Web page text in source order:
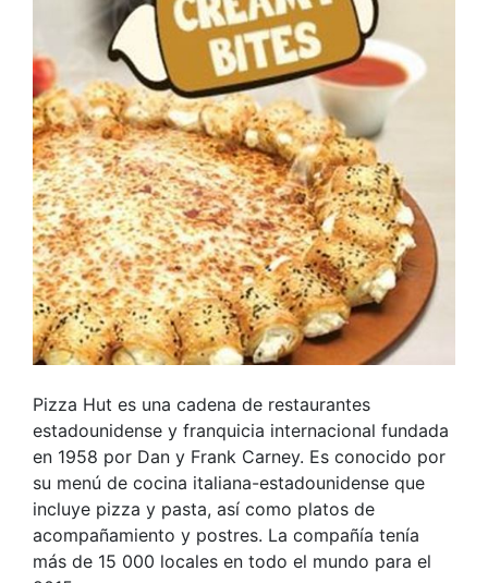
Pizza Hut es una cadena de restaurantes
estadounidense y franquicia internacional fundada
en 1958 por Dan y Frank Carney. Es conocido por
su menú de cocina italiana-estadounidense que
incluye pizza y pasta, así como platos de
acompañamiento y postres. La compañía tenía
más de 15 000 locales en todo el mundo para el